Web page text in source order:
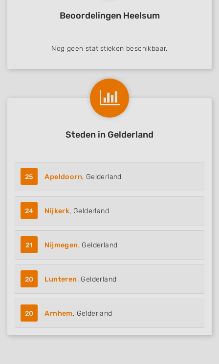
Beoordelingen Heelsum
Nog geen statistieken beschikbaar.
Steden in Gelderland
25 Apeldoorn, Gelderland
24 Nijkerk, Gelderland
21 Nijmegen, Gelderland
20 Lunteren, Gelderland
20 Arnhem, Gelderland